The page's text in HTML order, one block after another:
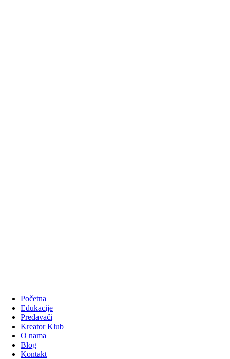
Početna
Edukacije
Predavači
Kreator Klub
O nama
Blog
Kontakt